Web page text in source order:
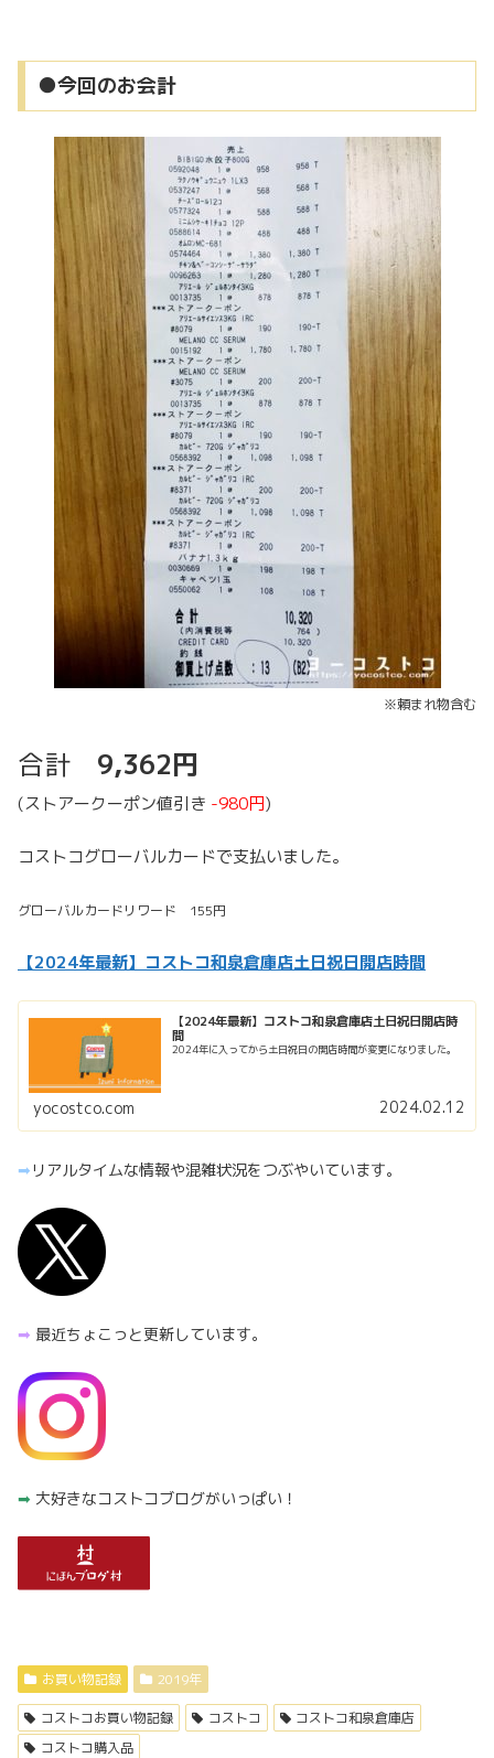
●今回のお会計
※頼まれ物含む
合計 9,362円
(ストアークーポン値引き -980円)
コストコグローバルカードで支払いました。
グローバルカードリワード 155円
【2024年最新】コストコ和泉倉庫店土日祝日開店時間
【2024年最新】コストコ和泉倉庫店土日祝日開店時
間
2024年に入ってから土日祝日の開店時間が変更になりました。
yocostco.com 2024.02.12
➡︎リアルタイムな情報や混雑状況をつぶやいています。
➡︎ 最近ちょこっと更新しています。
➡︎ 大好きなコストコブログがいっぱい！
お買い物記録 2019年
コストコお買い物記録 コストコ
コストコ和泉倉庫店
コストコ購入品